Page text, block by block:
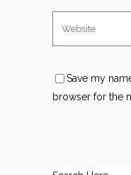
Save my
browser for the